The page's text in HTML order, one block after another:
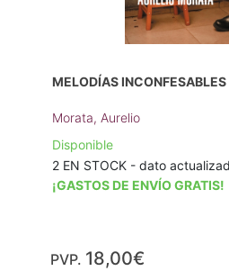
MELODÍAS INCONFESABLES
Morata, Aurelio
Disponible
2 EN STOCK - dato
¡GASTOS DE ENVÍO GRATIS!
PVP. 18,00€